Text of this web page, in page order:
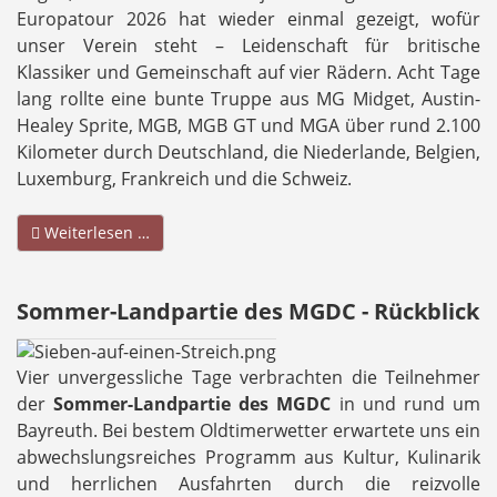
Europatour 2026 hat wieder einmal gezeigt, wofür
unser Verein steht – Leidenschaft für britische
Klassiker und Gemeinschaft auf vier Rädern. Acht Tage
lang rollte eine bunte Truppe aus MG Midget, Austin-
Healey Sprite, MGB, MGB GT und MGA über rund 2.100
Kilometer durch Deutschland, die Niederlande, Belgien,
Luxemburg, Frankreich und die Schweiz.
Weiterlesen …
Sommer-Landpartie des MGDC - Rückblick
Vier unvergessliche Tage verbrachten die Teilnehmer
derSommer-Landpartie des MGDC in und rund um
Bayreuth. Bei bestem Oldtimerwetter erwartete uns ein
abwechslungsreiches Programm aus Kultur, Kulinarik
und herrlichen Ausfahrten durch die reizvolle